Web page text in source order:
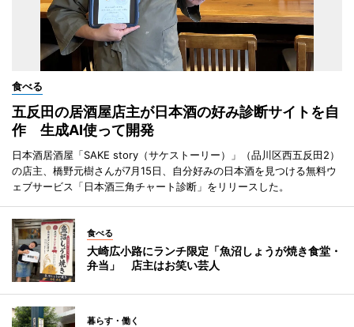
食べる
五反田の居酒屋店主が日本酒の好み診断サイトを自
作 生成AI使って開発
日本酒居酒屋「SAKE story（サケストーリー）」（品川区西五反田2）
の店主、橋野元樹さんが7月15日、自分好みの日本酒を見つける無料ウ
ェブサービス「日本酒三角チャート診断」をリリースした。
食べる
大崎広小路にランチ限定「魚沼しょうが焼き食堂・
弁当」 店主はお笑い芸人
暮らす・働く